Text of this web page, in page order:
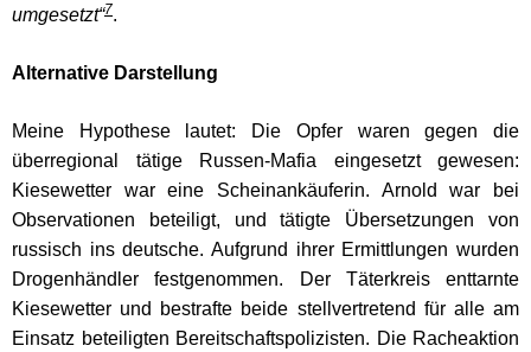
umgesetzt“7.
Alternative Darstellung
Meine Hypothese lautet: Die Opfer waren gegen die
überregional tätige Russen-Mafia eingesetzt gewesen:
Kiesewetter war eine Scheinankäuferin. Arnold war bei
Observationen beteiligt, und tätigte Übersetzungen von
russisch ins deutsche. Aufgrund ihrer Ermittlungen wurden
Drogenhändler festgenommen. Der Täterkreis enttarnte
Kiesewetter und bestrafte beide stellvertretend für alle am
Einsatz beteiligten Bereitschaftspolizisten. Die Racheaktion